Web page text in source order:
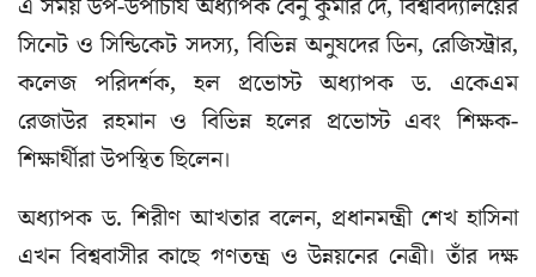
এ সময় উপ-উপাচার্য অধ্যাপক বেনু কুমার দে, বিশ্ববিদ্যালয়ের
সিনেট ও সিন্ডিকেট সদস্য, বিভিন্ন অনুষদের ডিন, রেজিস্ট্রার,
কলেজ পরিদর্শক, হল প্রভোস্ট অধ্যাপক ড. একেএম
রেজাউর রহমান ও বিভিন্ন হলের প্রভোস্ট এবং শিক্ষক-
শিক্ষার্থীরা উপস্থিত ছিলেন।
অধ্যাপক ড. শিরীণ আখতার বলেন, প্রধানমন্ত্রী শেখ হাসিনা
এখন বিশ্ববাসীর কাছে গণতন্ত্র ও উন্নয়নের নেত্রী। তাঁর দক্ষ